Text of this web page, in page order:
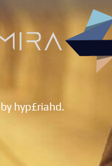
hyp£riahd.